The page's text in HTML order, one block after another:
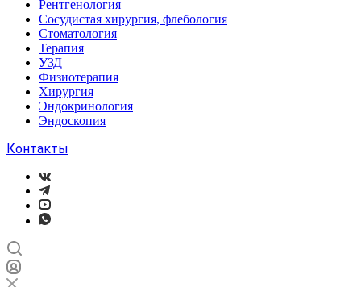
Рентгенология
Сосудистая хирургия, флебология
Стоматология
Терапия
УЗД
Физиотерапия
Хирургия
Эндокринология
Эндоскопия
Контакты